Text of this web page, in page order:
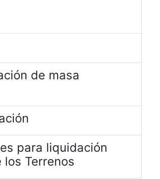
de masa
para liquidación
Terrenos